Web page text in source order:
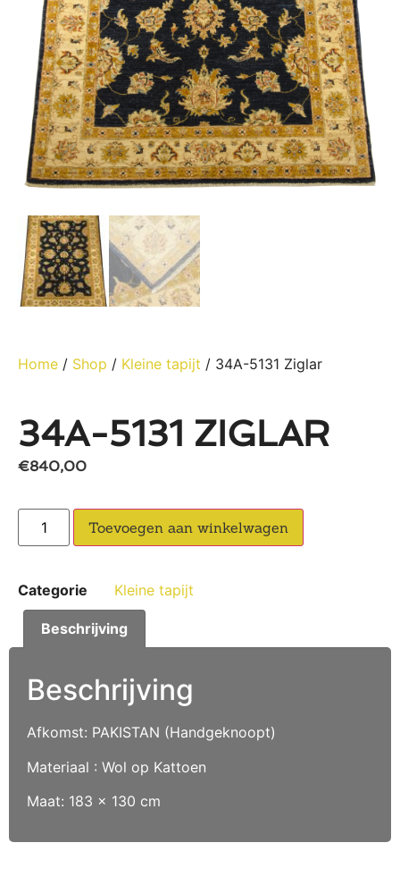
Home / Shop / Kleine tapijt / 34A-5131 Ziglar
34A-5131 ZIGLAR
€840,00
Toevoegen aan winkelwagen
Categorie Kleine tapijt
Beschrijving
Beschrijving
Afkomst: PAKISTAN (Handgeknoopt)
Materiaal : Wol op Kattoen
Maat: 183 x 130 cm